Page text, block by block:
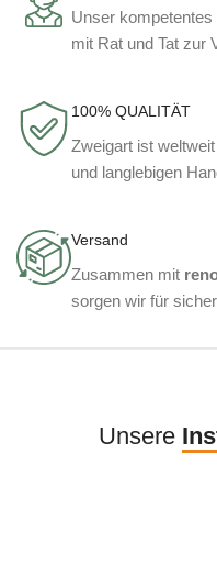
Unser
mit Rat und Tat zur
100% QUALITÄT
Zweigart ist
und langlebigen
Versand
Zusammen mit
sorgen wir für
Unsere